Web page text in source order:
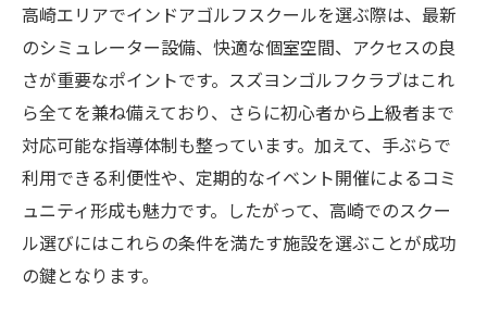
するコツ
手軽に始めるインドアゴルフスクールのお
すすめ理由
インドアゴルフスクール選びで重視するポ
イント
スズヨンゴルフクラブでゴルフスキルを磨く秘
訣
インドアゴルフスクール活用で着実にスコ
高崎エリアでインドアゴルフスクールを選ぶ際は、最新
のシミュレーター設備、快適な個室空間、アクセスの良
さが重要なポイントです。スズヨンゴルフクラブはこれ
ら全てを兼ね備えており、さらに初心者から上級者まで
対応可能な指導体制も整っています。加えて、手ぶらで
利用できる利便性や、定期的なイベント開催によるコミ
ュニティ形成も魅力です。したがって、高崎でのスクー
ル選びにはこれらの条件を満たす施設を選ぶことが成功
の鍵となります。